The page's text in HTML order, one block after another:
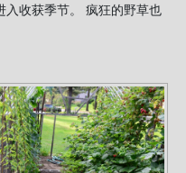
入收获季节。 疯狂的野草也